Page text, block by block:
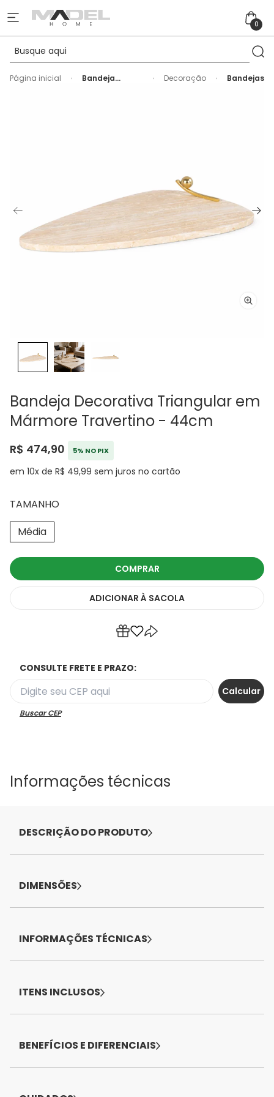
0
Página inicial
Bandeja
Decoração Bandejas
Bandeja Decorativa Triangular em
Mármore Travertino - 44cm
R$ 474,90 5% NO PIX
em 10x de R$ 49,99 sem juros no cartão
TAMANHO
Média
COMPRAR
ADICIONAR À SACOLA
CONSULTE FRETE E PRAZO:
Buscar CEP
Informações técnicas
DESCRIÇÃO DO PRODUTO
DIMENSÕES
INFORMAÇÕES TÉCNICAS
ITENS INCLUSOS
BENEFÍCIOS E DIFERENCIAIS